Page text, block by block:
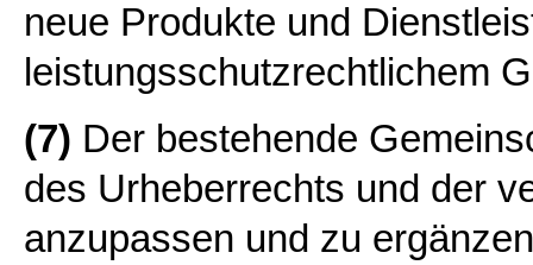
neue Produkte und
leistungsschutzrechtlichem
(7) Der bestehende
des Urheberrechts und der
anzupassen und zu